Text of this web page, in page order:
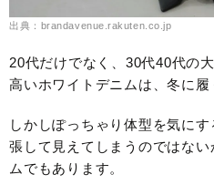
出典：brandavenue.rakuten.co.jp
20代だけでなく、30代40代の
高いホワイトデニムは、冬に
しかしぽっちゃり体型を気に
張して見えてしまうのではな
ムでもあります。